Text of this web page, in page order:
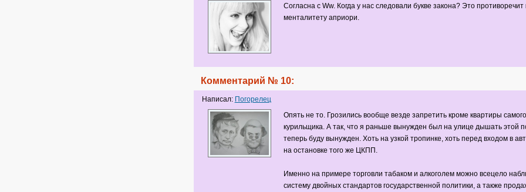
Согласна с Ww. Когда у нас следовали букве закона? Это
менталитету априори.
Комментарий № 10:
Написал: Погорелец
Опять не то. Грозились вообще везде запретить кроме квартиры самого
курильщика. А так, что я раньше вынужден был на улице дышать этой
теперь буду вынужден. Хоть на узкой тропинке, хоть перед входом в
на остановке того же ЦКПП.
Именно на примере торговли табаком и алкоголем можно всецело
систему двойных стандартов государственной политики, а также